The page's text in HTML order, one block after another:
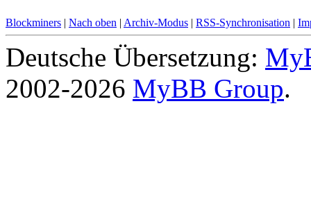
Blockminers | Nach oben | Archiv-Modus | RSS-Synchronisation |
Deutsche Übersetzung:
2002-2026 MyBB Group.